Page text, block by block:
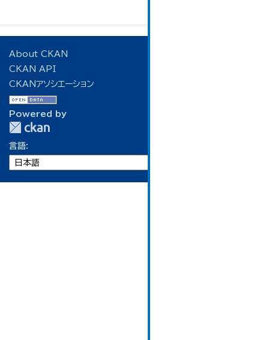
About CKAN
CKAN API
CKANアソシエーション
Powered by
言語